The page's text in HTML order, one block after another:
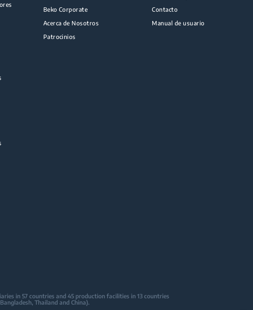
Beko Corporate
Acerca de Nosotros
Patrocinios
Contacto
Manual de usuario
in 57 countries and 45 production facilities in 13 countries
Thailand and China).